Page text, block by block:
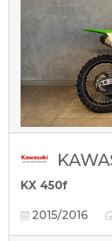
KX 450f
2015/2016